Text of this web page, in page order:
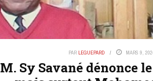
PAR LEGUEPARD MARS 9,
M. Sy Savané dénonce